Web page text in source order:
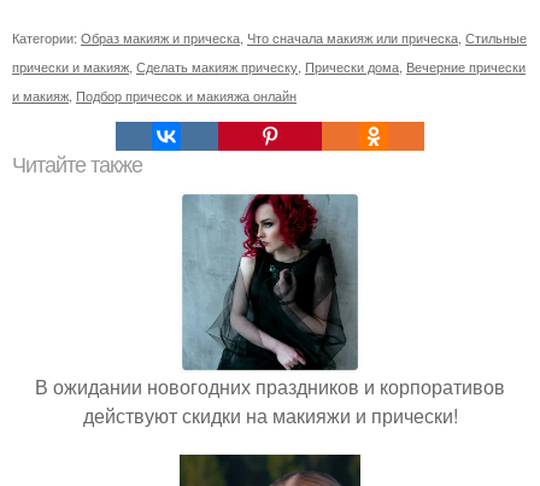
Категории: Образ макияж и прическа Что сначала макияж или прическа Стильные
прически и макияж Сделать макияж прическу Прически дома Вечерние прически
и макияж Подбор причесок и макияжа онлайн
Читайте также
В ожидании новогодних праздников и корпоративов
действуют скидки на макияжи и прически!